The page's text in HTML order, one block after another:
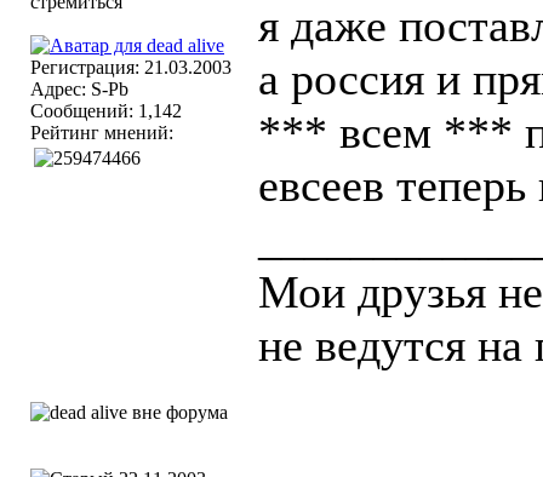
Регистрация: 21.03.2003
Адрес: S-Pb
Сообщений: 1,142
Рейтинг мнений:
я даже
а россия и
*** всем ***
евсеев
Мои друзья
не ведутся на